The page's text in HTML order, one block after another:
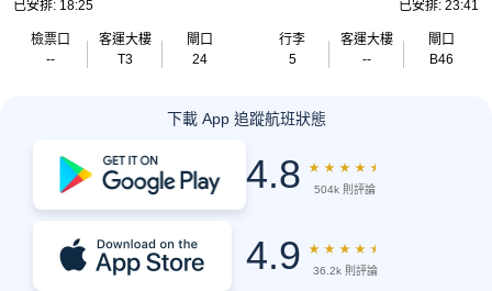
已安排: 18:25
檢票口
--
客運大樓
T3
閘口
24
已安排: 23:41
行李
5
客運大樓
--
閘口
B46
下載 App 追蹤航班狀態
4.8 ★ ★ ★ ★ ★
504k 則評論
4.9 ★ ★ ★ ★ ★
36.2k 則評論